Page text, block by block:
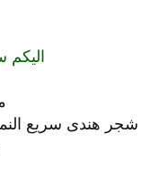
اليكم
شجر هندى سريع